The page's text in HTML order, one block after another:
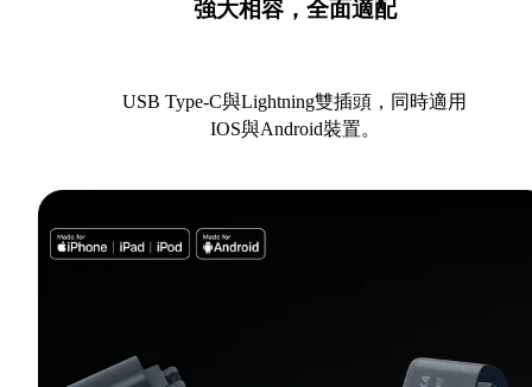
強大相容，全面適配
USB Type-C與Lightning雙插頭，同時適用
IOS與Android裝置。